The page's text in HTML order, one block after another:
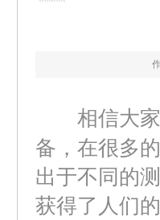
相信大家
备，在很多
出于不同的
获得了人们